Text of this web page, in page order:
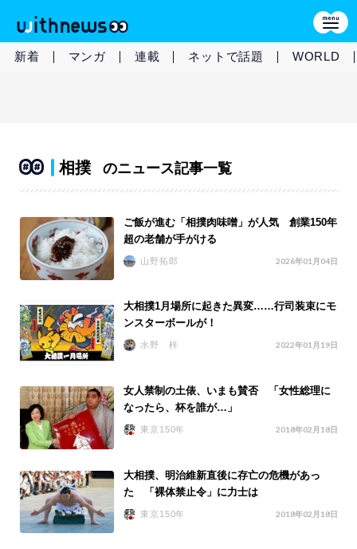
新着 マンガ 連載 ネットで話題 WORLD
相撲 のニュース記事一覧
ご飯が進む「相撲肉味噌」が人気 創業150年
超の老舗が手がける
山野拓郎 2026年01月04日
大相撲1月場所に起きた異変……行司装束にモ
ンスターボールが！
水野 梓 2022年01月19日
女人禁制の土俵、いまも賛否 「女性総理に
なったら、杯を誰が…」
東京150年 2018年02月18日
大相撲、明治維新直後に存亡の危機があっ
た 「裸体禁止令」に力士は
東京150年 2018年02月18日